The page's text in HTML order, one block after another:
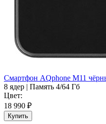
Смартфон AQphone M11
8 ядер | Память 4/64 Гб
Цвет:
18 990 ₽
Купить